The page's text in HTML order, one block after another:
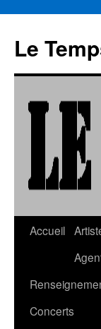
contenu
Le
Accueil
Concerts